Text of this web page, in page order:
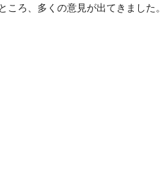
ろ、多くの意見が出てきました。